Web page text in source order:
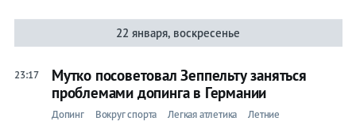
22 января, воскресенье
23:17
Мутко посоветовал Зеппельту заняться
проблемами допинга в Германии
Допинг Вокруг спорта Легкая атлетика Летние